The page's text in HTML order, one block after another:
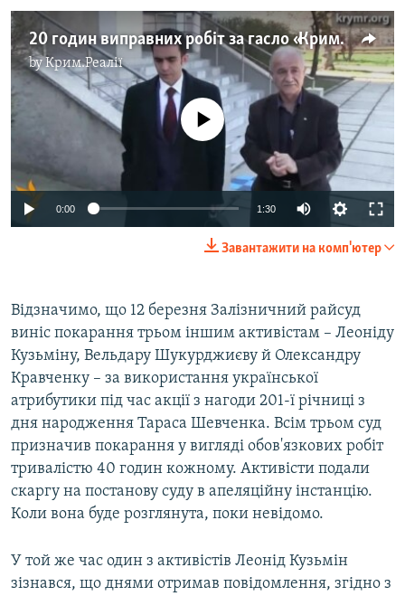
20 годин виправних робіт за гасло «Крим – це Україна»
byКрим.Реалії
No media source currently available
0:00 1:30
Завантажити на комп'ютер
Відзначимо, що 12 березня Залізничний райсуд
виніс покарання трьом іншим активістам – Леоніду
Кузьміну, Вельдару Шукурджиєву й Олександру
Кравченку – за використання української
атрибутики під час акції з нагоди 201-ї річниці з
дня народження Тараса Шевченка. Всім трьом суд
призначив покарання у вигляді обов'язкових робіт
тривалістю 40 годин кожному. Активісти подали
скаргу на постанову суду в апеляційну інстанцію.
Коли вона буде розглянута, поки невідомо.
У той же час один з активістів Леонід Кузьмін
зізнався, що днями отримав повідомлення, згідно з